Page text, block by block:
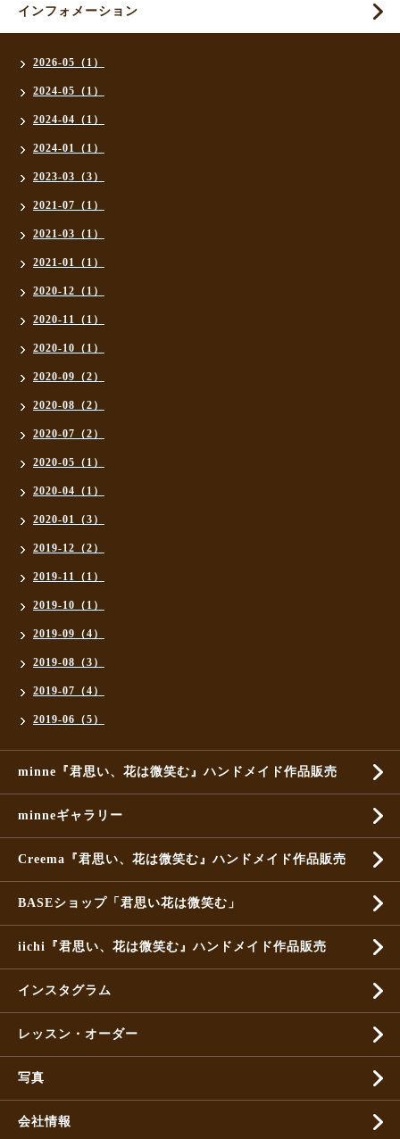
インフォメーション
2026-05（1）
2024-05（1）
2024-04（1）
2024-01（1）
2023-03（3）
2021-07（1）
2021-03（1）
2021-01（1）
2020-12（1）
2020-11（1）
2020-10（1）
2020-09（2）
2020-08（2）
2020-07（2）
2020-05（1）
2020-04（1）
2020-01（3）
2019-12（2）
2019-11（1）
2019-10（1）
2019-09（4）
2019-08（3）
2019-07（4）
2019-06（5）
minne『君思い、花は微笑む』ハンドメイド作品販売
minneギャラリー
Creema『君思い、花は微笑む』ハンドメイド作品販売
BASEショップ「君思い花は微笑む」
iichi『君思い、花は微笑む』ハンドメイド作品販売
インスタグラム
レッスン・オーダー
写真
会社情報